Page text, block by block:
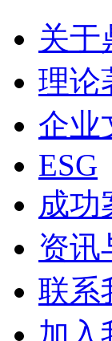
关于
理论
企业
ESG
成功
资讯
联系